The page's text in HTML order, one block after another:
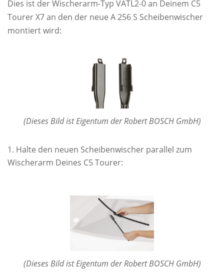
Dies ist der Wischerarm-Typ VATL2-0 an Deinem C5
Tourer X7 an den der neue A 256 S Scheibenwischer
montiert wird:
(Dieses Bild ist Eigentum der Robert BOSCH GmbH)
Halte den neuen Scheibenwischer parallel zum
Wischerarm Deines C5 Tourer:
(Dieses Bild ist Eigentum der Robert BOSCH GmbH)